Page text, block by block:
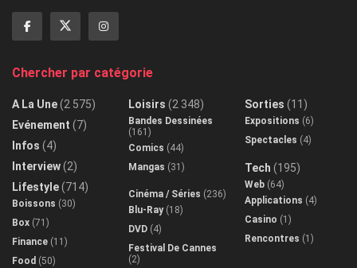
Chercher par catégorie
A La Une(2 575)
Evénement (7)
Infos (4)
Interview(2)
Lifestyle(714)
Boissons (30)
Box (71)
Finance (11)
Food (50)
Loisirs (2 348)
Bandes Dessinées
(161)
Comics (44)
Mangas (31)
Cinéma / Séries (236)
Blu-Ray(18)
DVD (4)
Festival De Cannes
(2)
Sorties (11)
Expositions (6)
Spectacles (4)
Tech (195)
Web (64)
Applications (4)
Casino (1)
Rencontres (1)